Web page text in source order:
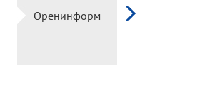
Оренинформ